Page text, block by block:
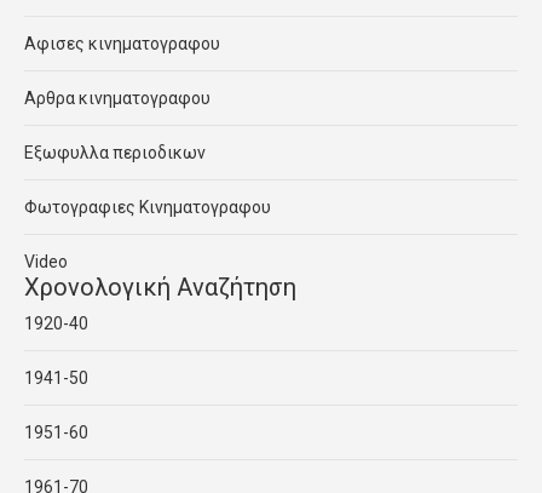
Αφισες κινηματογραφου
Αρθρα κινηματογραφου
Εξωφυλλα περιοδικων
Φωτογραφιες Κινηματογραφου
Video
Χρονολογική Αναζήτηση
1920-40
1941-50
1951-60
1961-70